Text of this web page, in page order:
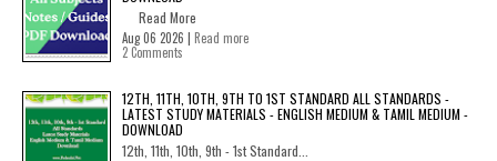
Read More
Aug 06 2026 | Read more
2 Comments
12TH, 11TH, 10TH, 9TH TO 1ST STANDARD ALL STANDARDS -
LATEST STUDY MATERIALS - ENGLISH MEDIUM & TAMIL MEDIUM -
DOWNLOAD
12th, 11th, 10th, 9th - 1st Standard...